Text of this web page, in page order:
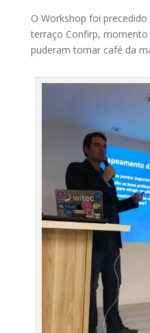
O Workshop foi
terraço Confirp,
puderam tomar café da